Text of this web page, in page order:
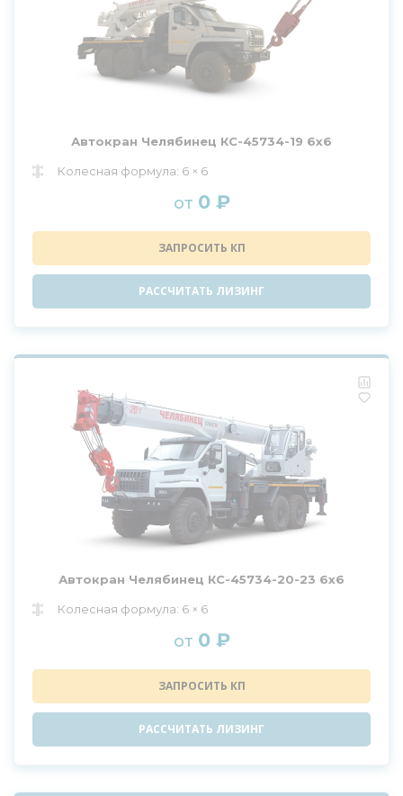
Автокран Челябинец КС-45734-19 6х6
Колесная формула: 6 × 6
от 0 ₽
ЗАПРОСИТЬ КП
РАССЧИТАТЬ ЛИЗИНГ
Автокран Челябинец КС-45734-20-23 6х6
Колесная формула: 6 × 6
от 0 ₽
ЗАПРОСИТЬ КП
РАССЧИТАТЬ ЛИЗИНГ